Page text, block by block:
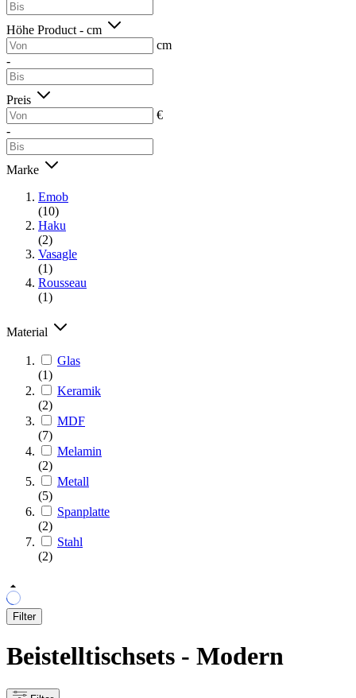
Höhe Product - cm
cm
-
Preis
€
-
Marke
Emob
(10)
Haku
(2)
Vasagle
(1)
Rousseau
(1)
Material
Glas
(1)
Keramik
(2)
MDF
(7)
Melamin
(2)
Metall
(5)
Spanplatte
(2)
Stahl
(2)
Filter
Beistelltischsets - Modern